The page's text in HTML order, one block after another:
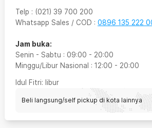
Telp : (021) 39 700 200
Whatsapp Sales / COD : 0896 135 222
Jam buka:
Senin - Sabtu : 09:00 - 20:00
Minggu/Libur Nasional : 12:00 - 20:00
Idul Fitri: libur
Beli langsung/self pickup di kota lainnya